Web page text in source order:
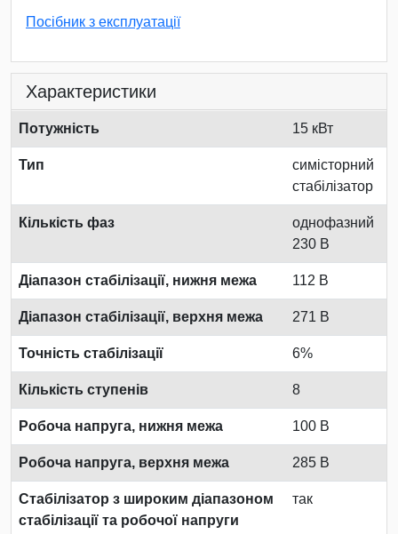
Посібник з експлуатації
Характеристики
Потужність 15 кВт
Тип
симісторний
стабілізатор
Кількість фаз
однофазний
230 В
Діапазон стабілізації, нижня межа 112 В
Діапазон стабілізації, верхня межа 271 В
Точність стабілізації 6%
Кількість ступенів 8
Робоча напруга, нижня межа 100 В
Робоча напруга, верхня межа 285 В
Стабілізатор з широким діапазоном
стабілізації та робочої напруги
так